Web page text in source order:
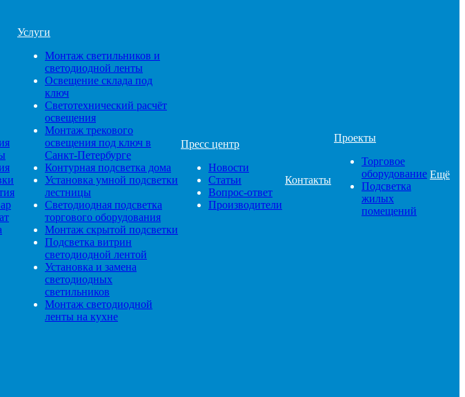
Услуги
Монтаж светильников и
светодиодной ленты
Освещение склада под
ключ
Светотехнический расчёт
освещения
Монтаж трекового
освещения под ключ в
Санкт-Петербурге
Контурная подсветка дома
Установка умной подсветки
лестницы
Светодиодная подсветка
торгового оборудования
Монтаж скрытой подсветки
Подсветка витрин
светодиодной лентой
Установка и замена
светодиодных
светильников
Монтаж светодиодной
ленты на кухне
Пресс центр
Новости
Статьи
Вопрос-ответ
Производители
Контакты
Проекты
Торговое
оборудование
Подсветка
жилых
помещений
Ещё